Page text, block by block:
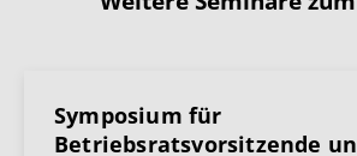
Symposium für
Betriebsratsvorsitzende